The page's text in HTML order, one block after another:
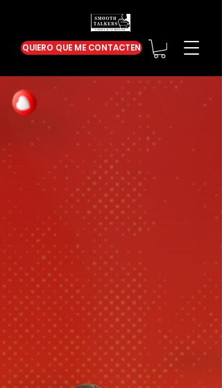
QUIERO QUE ME CONTACTEN